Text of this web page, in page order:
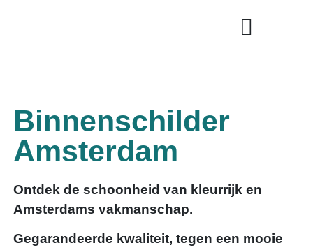
Binnenschilder
Amsterdam
Ontdek de schoonheid van kleurrijk en
Amsterdams vakmanschap.
Gegarandeerde kwaliteit, tegen een mooie